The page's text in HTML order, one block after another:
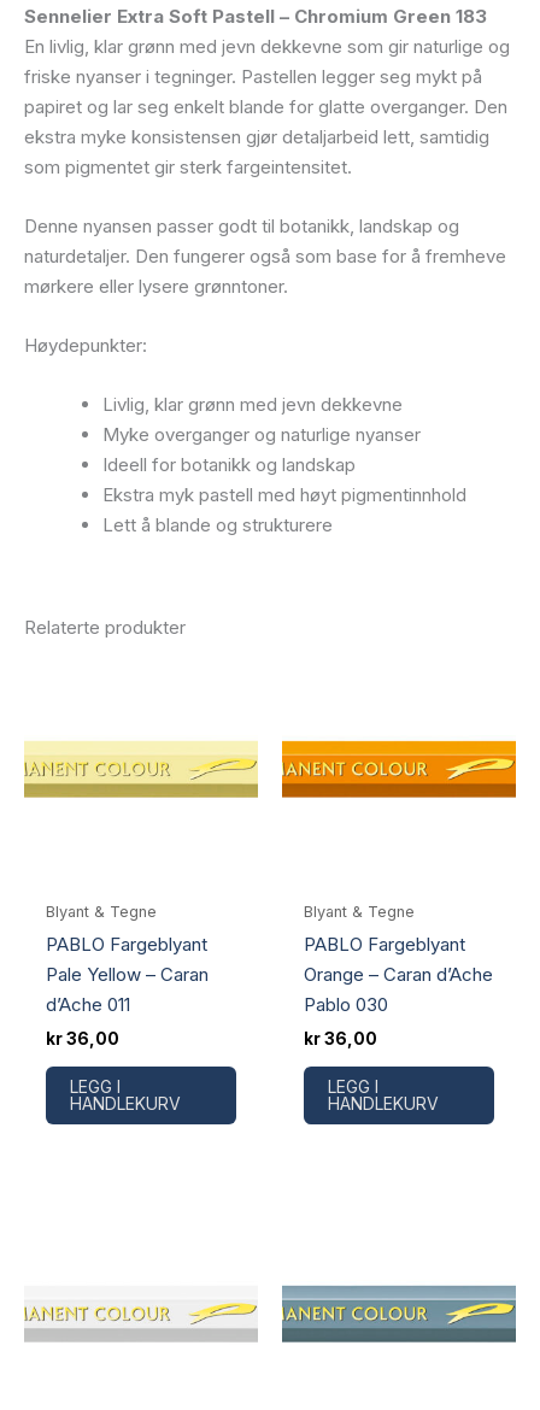
Sennelier Extra Soft Pastell – Chromium Green 183
En livlig, klar grønn med jevn dekkevne som gir naturlige og
friske nyanser i tegninger. Pastellen legger seg mykt på
papiret og lar seg enkelt blande for glatte overganger. Den
ekstra myke konsistensen gjør detaljarbeid lett, samtidig
som pigmentet gir sterk fargeintensitet.
Denne nyansen passer godt til botanikk, landskap og
naturdetaljer. Den fungerer også som base for å fremheve
mørkere eller lysere grønntoner.
Høydepunkter:
Livlig, klar grønn med jevn dekkevne
Myke overganger og naturlige nyanser
Ideell for botanikk og landskap
Ekstra myk pastell med høyt pigmentinnhold
Lett å blande og strukturere
Relaterte produkter
Blyant & Tegne
PABLO Fargeblyant
Pale Yellow – Caran
d’Ache 011
kr36,00
LEGG I
HANDLEKURV
Blyant & Tegne
PABLO Fargeblyant
Orange – Caran d’Ache
Pablo 030
kr36,00
LEGG I
HANDLEKURV